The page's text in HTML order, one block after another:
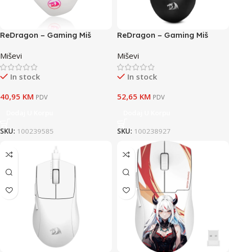
ReDragon – Gaming Miš
Miševi
In stock
40,95 KM PDV
SKU: 100239585
ReDragon – Gaming Miš
Miševi
In stock
52,65 KM PDV
SKU: 100238927